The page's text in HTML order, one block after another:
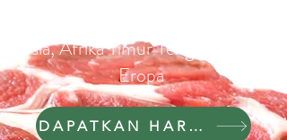
Asia, Afrika Timur Tengah &amp;
Eropa
DAPATKAN HARGA &AMP;AMP; DISKON HARI INI